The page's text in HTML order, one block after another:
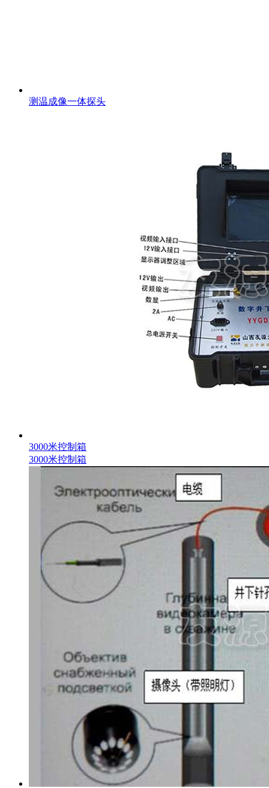
测温成像一体探头
3000米控制箱
3000米控制箱